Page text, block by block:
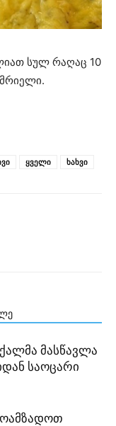
სულ რაღაც 10
ყველი ხახვი
მასწავლა
საოცარი